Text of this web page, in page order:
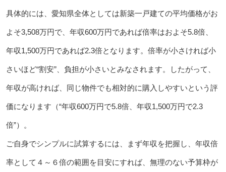
具体的には、愛知県全体としては新築一戸建ての平均価格がお
よそ3,508万円で、年収600万円であれば倍率はおよそ5.8倍、
年収1,500万円であれば2.3倍となります。倍率が小さければ小
さいほど“割安”、負担が小さいとみなされます。したがって、
年収が高ければ、同じ物件でも相対的に購入しやすいという評
価になります（“年収600万円で5.8倍、年収1,500万円で2.3
倍”）。
ご自身でシンプルに試算するには、まず年収を把握し、年収倍
率として４～６倍の範囲を目安にすれば、無理のない予算枠が